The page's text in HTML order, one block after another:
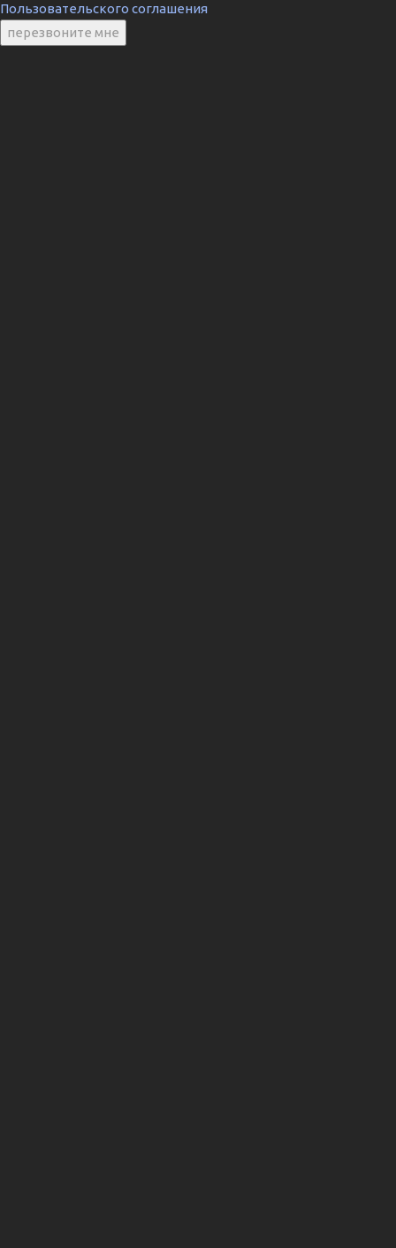
Пользовательского соглашения
перезвоните мне